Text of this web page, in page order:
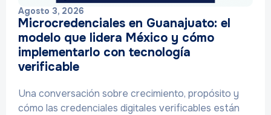
Agosto 3, 2026
Microcredenciales en Guanajuato: el
modelo que lidera México y cómo
implementarlo con tecnología
verificable
Una conversación sobre crecimiento, propósito y
cómo las credenciales digitales verificables están